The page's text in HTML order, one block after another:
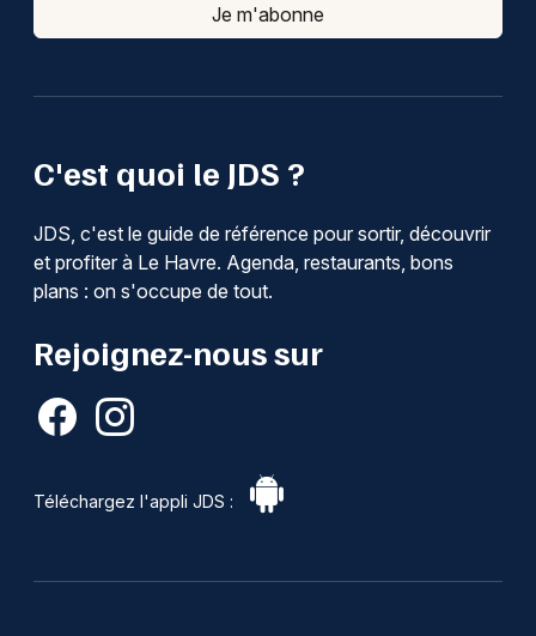
C'est quoi le JDS ?
JDS, c'est le guide de référence pour sortir, découvrir
et profiter à Le Havre. Agenda, restaurants, bons
plans : on s'occupe de tout.
Rejoignez-nous sur
Téléchargez l'appli JDS :
Je m'abonne